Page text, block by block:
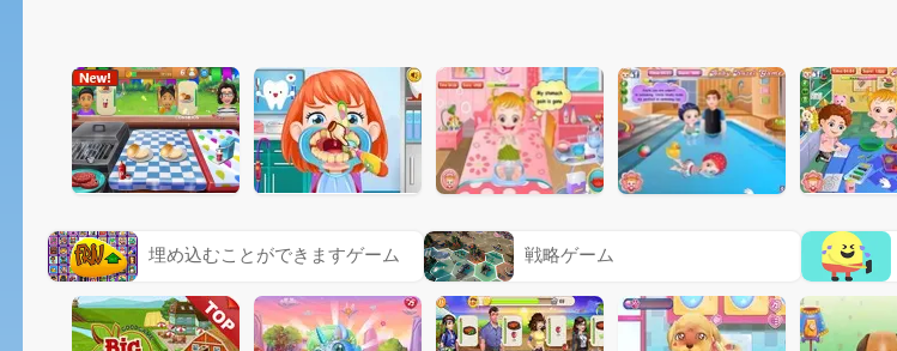
埋め込むことができますゲーム 戦略ゲーム